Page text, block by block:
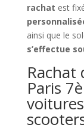
rachat est
ainsi que le
s’effectue
Rachat
Paris